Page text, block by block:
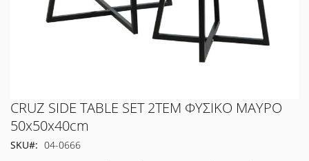
Μετάβαση
στην
αρχή
της
CRUZ SIDE TABLE SET 2ΤΕΜ ΦΥΣΙΚΟ ΜΑΥΡΟ
50x50x40cm
SKU
04-0666